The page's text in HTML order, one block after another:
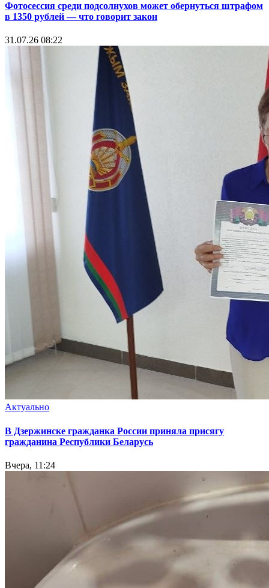
Фотосессия среди подсолнухов может обернуться штрафом
в 1350 рублей — что говорит закон
31.07.26 08:22
Актуально
В Дзержинске гражданка России приняла присягу
гражданина Республики Беларусь
Вчера, 11:24